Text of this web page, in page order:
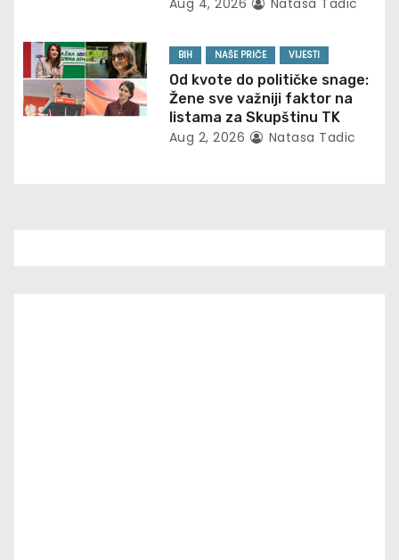
BIH NAŠE PRIČE VIJESTI
Od kvote do političke snage:
Žene sve važniji faktor na
listama za Skupštinu TK
Aug 2, 2026 Natasa Tadic